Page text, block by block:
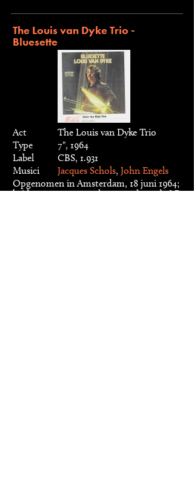
The Louis van Dyke Trio -
Bluesette
Act
The Louis van Dyke Trio
Type
7", 1964
Label
CBS, 1.931
Musici
Jacques Schols, John Engels
Opgenomen in Amsterdam, 18 juni 1964;
beide nummers verschenen ook op de LP